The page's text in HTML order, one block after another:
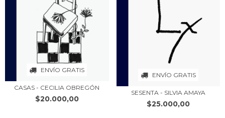
ENVÍO GRATIS
CASAS - CECILIA OBREGÓN
$20.000,00
ENVÍO GRATIS
SESENTA - SILVIA AMAYA
$25.000,00